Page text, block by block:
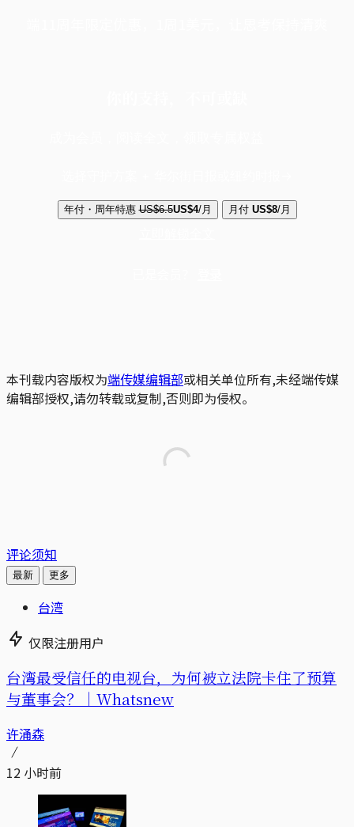
年付・周年特惠 US$6.5US$4/月 月付 US$8/月
本刊载内容版权为端传媒编辑部或相关单位所有,未经端传媒
编辑部授权,请勿转载或复制,否则即为侵权。
评论须知
最新 更多
台湾
仅限注册用户
台湾最受信任的电视台，为何被立法院卡住了预算
与董事会？｜Whatsnew
许涌森
12 小时前